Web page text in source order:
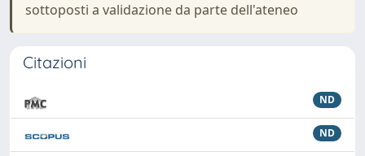
sottoposti a validazione da parte dell'ateneo
Citazioni
ND
ND